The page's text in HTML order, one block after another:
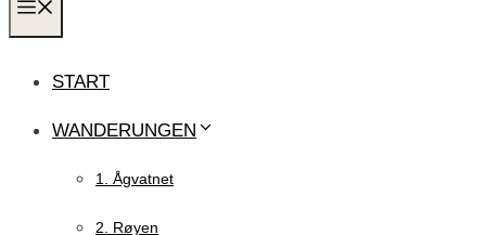
START
WANDERUNGEN
1. Ågvatnet
2. Røyen